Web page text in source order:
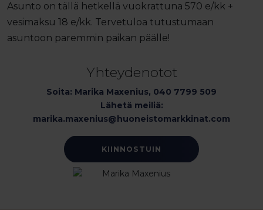
Asunto on tällä hetkellä vuokrattuna 570 e/kk +
vesimaksu 18 e/kk. Tervetuloa tutustumaan
asuntoon paremmin paikan päälle!
Yhteydenotot
Soita: Marika Maxenius, 040 7799 509
Lähetä meiliä:
marika.maxenius@huoneistomarkkinat.com
KIINNOSTUIN